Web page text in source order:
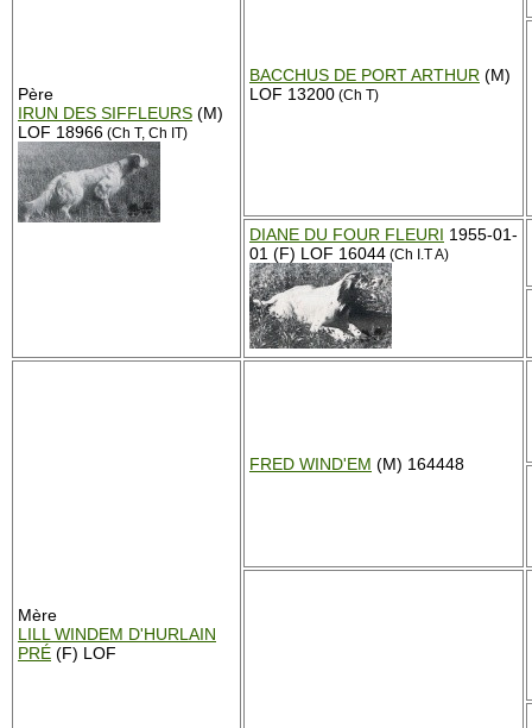
Père
IRUN DES SIFFLEURS (M)
LOF 18966 (Ch T, Ch IT)
BACCHUS DE PORT ARTHUR (M)
LOF 13200 (Ch T)
DIANE DU FOUR FLEURI 1955-01-
01 (F) LOF 16044 (Ch I.T A)
Mère
LILL WINDEM D'HURLAIN
PRÉ (F) LOF
FRED WIND'EM (M) 164448